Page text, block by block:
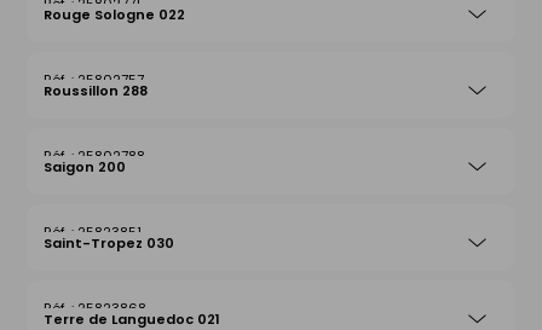
Rouge Sologne 022
25802757
Roussillon 288
25802788
Saigon 200
25823851
Saint-Tropez 030
25823868
Terre de Languedoc 021